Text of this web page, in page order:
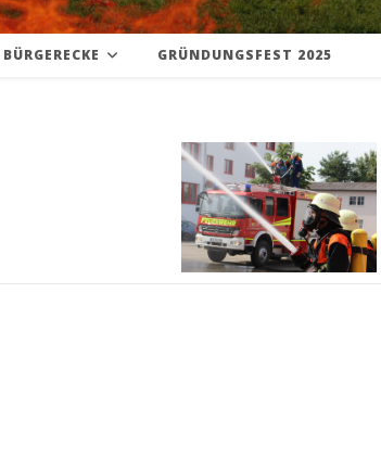
BÜRGERECKE GRÜNDUNGSFEST 2025